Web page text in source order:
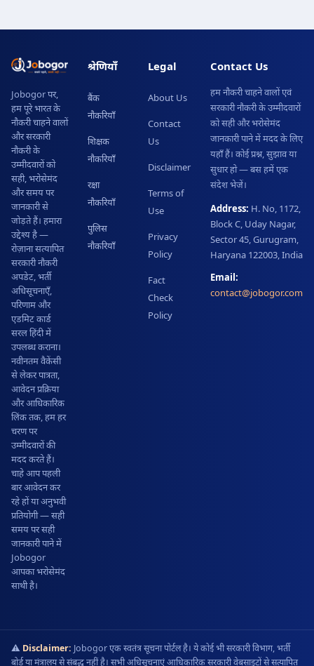
Jobogor पर,
हम पूरे भारत के
नौकरी चाहने वालों
और सरकारी
नौकरी के
उम्मीदवारों को
सही, भरोसेमंद
और समय पर
जानकारी से
जोड़ते हैं। हमारा
उद्देश्य है —
रोज़ाना सत्यापित
सरकारी नौकरी
अपडेट, भर्ती
अधिसूचनाएँ,
परिणाम और
एडमिट कार्ड
सरल हिंदी में
उपलब्ध कराना।
नवीनतम वैकेंसी
से लेकर पात्रता,
आवेदन प्रक्रिया
और आधिकारिक
लिंक तक, हम हर
चरण पर
उम्मीदवारों की
मदद करते हैं।
चाहे आप पहली
बार आवेदन कर
रहे हों या अनुभवी
प्रतियोगी — सही
समय पर सही
जानकारी पाने में
Jobogor
आपका भरोसेमंद
साथी है।
श्रेणियाँ
बैंक
नौकरियाँ
शिक्षक
नौकरियाँ
रक्षा
नौकरियाँ
पुलिस
नौकरियाँ
Legal
About Us
Contact
Us
Disclaimer
Terms of
Use
Privacy
Policy
Fact
Check
Policy
Contact Us
हम नौकरी चाहने वालों एवं
सरकारी नौकरी के उम्मीदवारों
को सही और भरोसेमंद
जानकारी पाने में मदद के लिए
यहाँ हैं। कोई प्रश्न, सुझाव या
सुधार हो — बस हमें एक
संदेश भेजें।
Address: H. No, 1172,
Block C, Uday Nagar,
Sector 45, Gurugram,
Haryana 122003, India
Email:
contact@jobogor.com
⚠️ Disclaimer: Jobogor एक स्वतंत्र सूचना पोर्टल है। ये कोई भी सरकारी विभाग, भर्ती
बोर्ड या मंत्रालय से संबद्ध नहीं है। सभी अधिसूचनाएं आधिकारिक सरकारी वेबसाइटों से सत्यापित